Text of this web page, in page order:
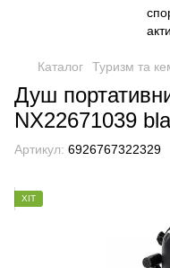
Каталог Туризм та
Душ
NX22671039
Артикул: 6926767322329
ХІТ